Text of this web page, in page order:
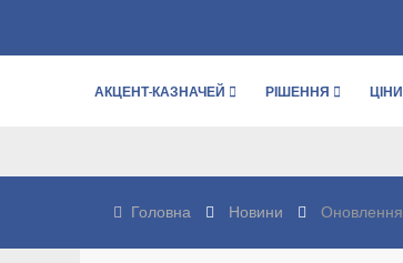
АКЦЕНТ-КАЗНАЧЕЙ РІШЕННЯ ЦІНИ
Головна Новини